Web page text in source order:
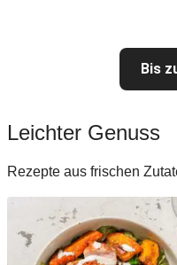
Bis
Leichter Genuss
Rezepte aus frischen